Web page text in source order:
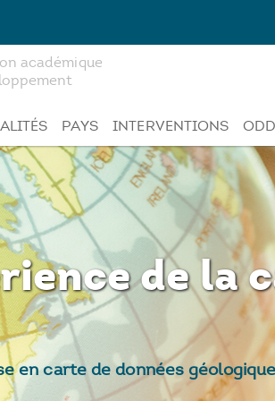
académique
PAYS INTERVENTIONS ODD
de la
en carte de données